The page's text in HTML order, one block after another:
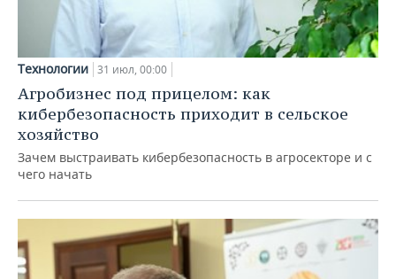
Технологии 31 июл, 00:00
Агробизнес под прицелом: как
кибербезопасность приходит в сельское
хозяйство
Зачем выстраивать кибербезопасность в агросекторе и с
чего начать